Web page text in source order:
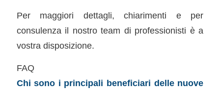
Per maggiori dettagli, chiarimenti e per
consulenza il nostro team di professionisti è a
vostra disposizione.
FAQ
Chi sono i principali beneficiari delle nuove